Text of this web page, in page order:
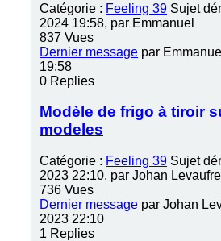
Catégorie : Feeling 39 Sujet
2024 19:58, par Emmanuel
837 Vues
Dernier message par Emmanuel
19:58
0 Replies
Modèle de frigo à tiroir
modeles
Catégorie : Feeling 39 Sujet
2023 22:10, par Johan Levaufre
736 Vues
Dernier message par Johan
2023 22:10
1 Replies